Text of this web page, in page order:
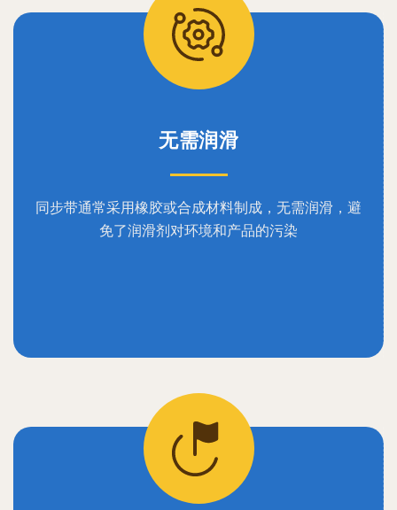
无需润滑
同步带通常采用橡胶或合成材料制成，无需润滑，避
免了润滑剂对环境和产品的污染